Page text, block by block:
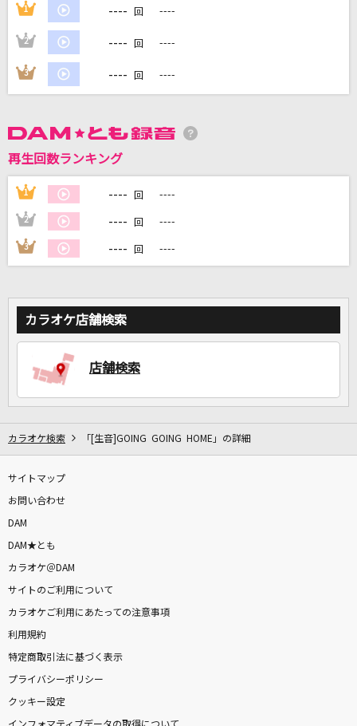
カラオケをもっと楽しもう！
自宅でカラオケ歌い放題！
1 ---- 回 ----
2 ---- 回 ----
3 ---- 回 ----
再生回数ランキング
1 ---- 回 ----
2 ---- 回 ----
3 ---- 回 ----
カラオケ店舗検索
店舗検索
カラオケ検索 「[生音]GOING GOING HOME」の詳細
サイトマップ
お問い合わせ
DAM
DAM★とも
カラオケ＠DAM
サイトのご利用について
カラオケご利用にあたっての注意事項
利用規約
特定商取引法に基づく表示
プライバシーポリシー
クッキー設定